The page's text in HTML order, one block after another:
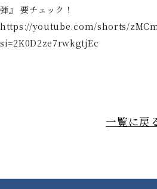
弾』 要チェック！
https://youtube.com/shorts/
si=2K0D2ze7rwkgtjEc
一覧に戻